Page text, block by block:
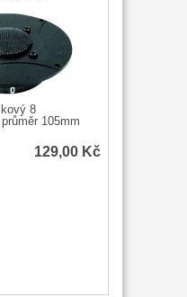
8
105mm
129,00 Kč